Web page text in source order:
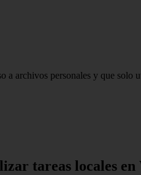
a archivos personales y que
tareas locales en